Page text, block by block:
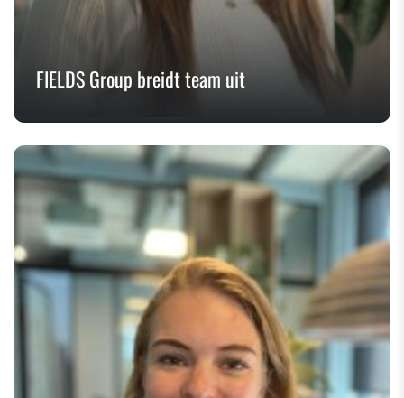
FIELDS Group breidt team uit